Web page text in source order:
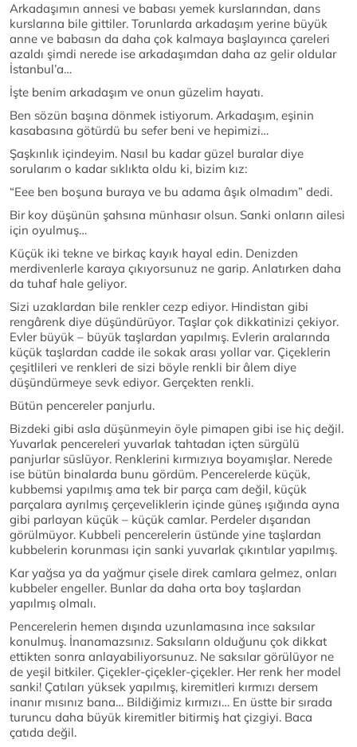
Arkadaşımın annesi ve babası yemek kurslarından, dans
kurslarına bile gittiler. Torunlarda arkadaşım yerine büyük
anne ve babasın da daha çok kalmaya başlayınca çareleri
azaldı şimdi nerede ise arkadaşımdan daha az gelir oldular
İstanbul’a…
İşte benim arkadaşım ve onun güzelim hayatı.
Ben sözün başına dönmek istiyorum. Arkadaşım, eşinin
kasabasına götürdü bu sefer beni ve hepimizi…
Şaşkınlık içindeyim. Nasıl bu kadar güzel buralar diye
sorularım o kadar sıklıkta oldu ki, bizim kız:
“Eee ben boşuna buraya ve bu adama âşık olmadım” dedi.
Bir koy düşünün şahsına münhasır olsun. Sanki onların ailesi
için oyulmuş…
Küçük iki tekne ve birkaç kayık hayal edin. Denizden
merdivenlerle karaya çıkıyorsunuz ne garip. Anlatırken daha
da tuhaf hale geliyor.
Sizi uzaklardan bile renkler cezp ediyor. Hindistan gibi
rengârenk diye düşündürüyor. Taşlar çok dikkatinizi çekiyor.
Evler büyük – büyük taşlardan yapılmış. Evlerin aralarında
küçük taşlardan cadde ile sokak arası yollar var. Çiçeklerin
çeşitlileri ve renkleri de sizi böyle renkli bir âlem diye
düşündürmeye sevk ediyor. Gerçekten renkli.
Bütün pencereler panjurlu.
Bizdeki gibi asla düşünmeyin öyle pimapen gibi ise hiç değil.
Yuvarlak pencereleri yuvarlak tahtadan içten sürgülü
panjurlar süslüyor. Renklerini kırmızıya boyamışlar. Nerede
ise bütün binalarda bunu gördüm. Pencerelerde küçük,
kubbemsi yapılmış ama tek bir parça cam değil, küçük
parçalara ayrılmış çerçeveliklerin içinde güneş ışığında ayna
gibi parlayan küçük – küçük camlar. Perdeler dışarıdan
görülmüyor. Kubbeli pencerelerin üstünde yine taşlardan
kubbelerin korunması için sanki yuvarlak çıkıntılar yapılmış.
Kar yağsa ya da yağmur çisele direk camlara gelmez, onları
kubbeler engeller. Bunlar da daha orta boy taşlardan
yapılmış olmalı.
Pencerelerin hemen dışında uzunlamasına ince saksılar
konulmuş. İnanamazsınız. Saksıların olduğunu çok dikkat
ettikten sonra anlayabiliyorsunuz. Ne saksılar görülüyor ne
de yeşil bitkiler. Çiçekler-çiçekler-çiçekler. Her renk her model
sanki! Çatıları yüksek yapılmış, kiremitleri kırmızı dersem
inanır mısınız bana… Bildiğimiz kırmızı… En üstte bir sırada
turuncu daha büyük kiremitler bitirmiş hat çizgiyi. Baca
çatıda değil.